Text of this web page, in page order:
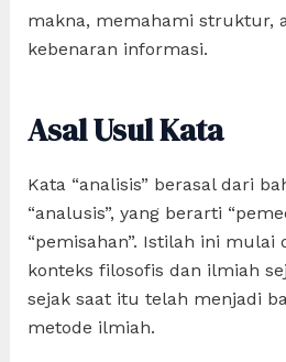
makna, memahami struktur,
kebenaran informasi.
Asal Usul Kata
Kata “analisis” berasal dari
“analusis”, yang berarti
“pemisahan”. Istilah ini mulai
konteks filosofis dan ilmiah
sejak saat itu telah menjadi
metode ilmiah.